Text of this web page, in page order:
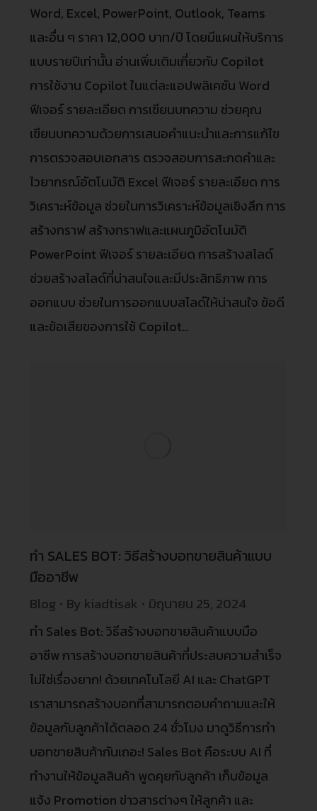
Word, Excel, PowerPoint, Outlook, Teams
และอื่น ๆ ราคา 12,000 บาท/ปี โดยมีแผนให้บริการ
แบบรายปีเท่านั้น อ่านเพิ่มเติมเกี่ยวกับ Copilot
การใช้งาน Copilot ในแต่ละแอปพลิเคชัน Word
ฟีเจอร์ รายละเอียด การเขียนบทความ ช่วยคุณ
เขียนบทความด้วยการเสนอคำแนะนำและการแก้ไข
การตรวจสอบเอกสาร ตรวจสอบการสะกดคำและ
ไวยากรณ์อัตโนมัติ Excel ฟีเจอร์ รายละเอียด การ
วิเคราะห์ข้อมูล ช่วยในการวิเคราะห์ข้อมูลเชิงลึก การ
สร้างกราฟ สร้างกราฟและแผนภูมิอัตโนมัติ
PowerPoint ฟีเจอร์ รายละเอียด การสร้างสไลด์
ช่วยสร้างสไลด์ที่น่าสนใจและมีประสิทธิภาพ การ
ออกแบบ ช่วยในการออกแบบสไลด์ให้น่าสนใจ ข้อดี
และข้อเสียของการใช้ Copilot…
ทำ SALES BOT: วิธีสร้างบอทขายสินค้าแบบ
มืออาชีพ
Blog By kiadtisak
มิถุนายน 25, 2024
ทำ Sales Bot: วิธีสร้างบอทขายสินค้าแบบมือ
อาชีพ การสร้างบอทขายสินค้าที่ประสบความสำเร็จ
ไม่ใช่เรื่องยาก! ด้วยเทคโนโลยี AI และ ChatGPT
เราสามารถสร้างบอทที่สามารถตอบคำถามและให้
ข้อมูลกับลูกค้าได้ตลอด 24 ชั่วโมง มาดูวิธีการทำ
บอทขายสินค้ากันเถอะ! Sales Bot คือระบบ AI ที่
ทำงานให้ข้อมูลสินค้า พูดคุยกับลูกค้า เก็บข้อมูล
แจ้ง Promotion ข่าวสารต่างๆ ให้ลูกค้า และ